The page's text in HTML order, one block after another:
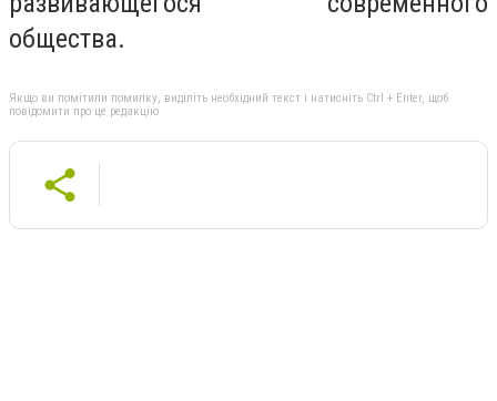
общества.
Якщо ви помітили помилку, виділіть необхідний текст і натисніть Ctrl + Enter, щоб
повідомити про це редакцію